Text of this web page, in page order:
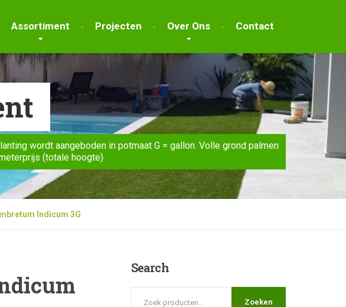
Assortiment Projecten Over Ons Contact
wordt aangeboden in potmaat G = gallon. Volle grond palmen
(totale hoogte)
Indicum 3G
Search
Zoeken